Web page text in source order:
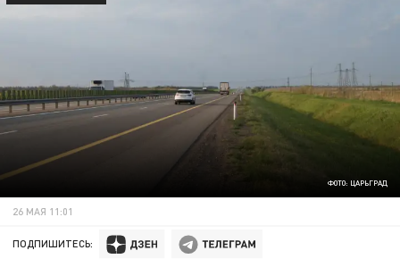
ФОТО: ЦАРЬГРАД
26 МАЯ 11:01
ПОДПИШИТЕСЬ: